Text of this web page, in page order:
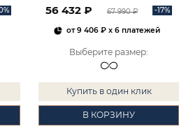
56 432 ₽ 67 990 ₽ -17%
от9 406 ₽x 6 платежей
Выберите размер:
Купить в один клик
В КОРЗИНУ